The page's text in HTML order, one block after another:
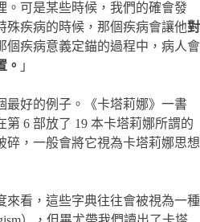
。可是某些時候，我們的確會發
殊疾病的時候，那個疾病會讓他對
個疾病意義定錨的過程中，病人會
。 」
最好的例子。《卡塔莉娜》一書
6 部放了 19 本卡塔莉娜所謂的
碎，一般會將它視為卡塔莉娜思想
來看，這些字典往往會被視為一種